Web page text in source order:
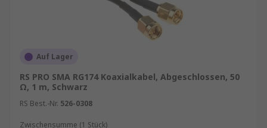
Auf Lager
RS PRO SMA RG174 Koaxialkabel, Abgeschlossen, 50
Ω, 1 m, Schwarz
RS Best.-Nr. 526-0308
Zwischensumme (1 Stück)